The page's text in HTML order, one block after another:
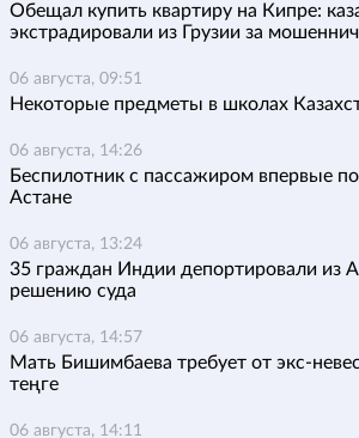
Обещал купить квартиру на Кипре:
экстрадировали из Грузии за
06 августа, 09:51
Некоторые предметы в школах
06 августа, 14:26
Беспилотник с пассажиром впервые
Астане
06 августа, 13:24
35 граждан Индии депортировали из
решению суда
06 августа, 14:57
Мать Бишимбаева требует от экс-
теңге
06 августа, 14:11